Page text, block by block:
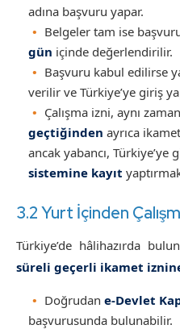
adına başvuru yapar.
Belgeler tam ise
gün içinde değerlendirilir.
Başvuru kabul edilirse
verilir ve Türkiye’ye giriş
Çalışma izni, aynı
geçtiğinden ayrıca
ancak yabancı, Türkiye’ye
sistemine kayıt
3.2 Yurt İçinden
Türkiye’de hâlihazırda
süreli geçerli ikamet
Doğrudan e-Devlet
başvurusunda bulunabilir.